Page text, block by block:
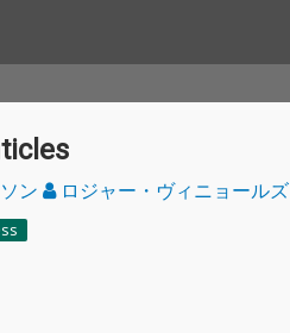
ン ロジャー・ヴィニョールズ